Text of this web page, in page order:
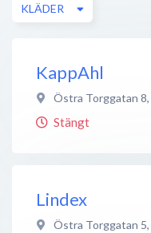
KLÄDER
KappAhl
Östra Torggatan 8,
Stängt
Lindex
Östra Torggatan 5,